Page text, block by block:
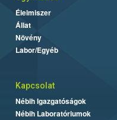
Élelmiszer
Állat
Növény
Labor/Egyéb
Kapcsolat
Nébih Igazgatóságok
Nébih Laboratóriumok